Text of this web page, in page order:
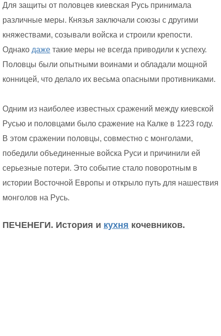
Для защиты от половцев киевская Русь принимала
различные меры. Князья заключали союзы с другими
княжествами, созывали войска и строили крепости.
Однако даже такие меры не всегда приводили к успеху.
Половцы были опытными воинами и обладали мощной
конницей, что делало их весьма опасными противниками.
Одним из наиболее известных сражений между киевской
Русью и половцами было сражение на Калке в 1223 году.
В этом сражении половцы, совместно с монголами,
победили объединенные войска Руси и причинили ей
серьезные потери. Это событие стало поворотным в
истории Восточной Европы и открыло путь для нашествия
монголов на Русь.
ПЕЧЕНЕГИ. История и кухня кочевников.